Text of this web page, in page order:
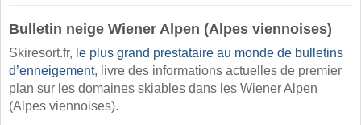
Bulletin neige Wiener Alpen (Alpes viennoises) ​
Skiresort.fr, le plus grand prestataire au monde de bulletins
d’enneigement, livre des informations actuelles de premier
plan sur les domaines skiables dans les Wiener Alpen
(Alpes viennoises).